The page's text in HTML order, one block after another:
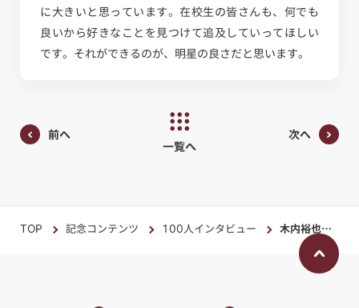
に大きいと思っています。在校生の皆さんも、何でも
良いから好きなことを見つけて追及していってほしい
です。それができるのが、明星の良さだと思います。
前へ
一覧へ
次へ
TOP 記念コンテンツ 100人インタビュー 木内裕也さん